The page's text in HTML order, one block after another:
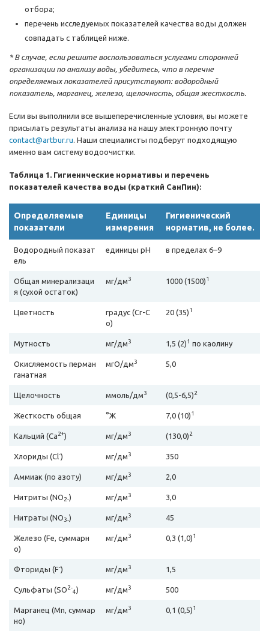
отбора;
перечень исследуемых показателей качества воды должен
совпадать с таблицей ниже.
* В случае, если решите воспользоваться услугами сторонней
организации по анализу воды, убедитесь, что в перечне
определяемых показателей присутствуют: водородный
показатель, марганец, железо, щелочность, общая жесткость.
Если вы выполнили все вышеперечисленные условия, вы можете
присылать результаты анализа на нашу электронную почту
contact@artbur.ru . Наши специалисты подберут подходящую
именно вам систему водоочистки.
Таблица 1. Гигиенические нормативы и перечень
показателей качества воды (краткий СанПин):
Определяемые
показатели
Единицы
измерения
Гигиенический
норматив, не более.
Водородный показат
ель
единицы рН в пределах 6–9
Общая минерализаци
я (сухой остаток)
мг/дм3 1000 (1500)1
Цветность
градус (Cr-C
o)
20 (35)1
Мутность мг/дм3 1,5 (2)1 по каолину
Окисляемость перман
ганатная
мгО/дм3 5,0
Щелочность ммоль/дм3 (0,5-6,5)2
Жесткость общая °Ж 7,0 (10)1
Кальций (Ca2+) мг/дм3 (130,0)2
Хлориды (Cl-) мг/дм3 350
Аммиак (по азоту) мг/дм3 2,0
Нитриты (NO2-) мг/дм3 3,0
Нитраты (NO3-) мг/дм3 45
Железо (Fe, суммарн
о)
мг/дм3 0,3 (1,0)1
Фториды (F-) мг/дм3 1,5
Сульфаты (SO2-
4) мг/дм3 500
Марганец (Mn, суммар
но)
мг/дм3 0,1 (0,5)1